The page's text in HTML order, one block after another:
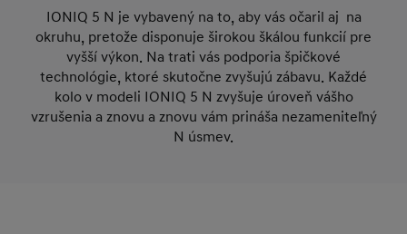
IONIQ 5 N je vybavený na to, aby vás očaril aj na
okruhu, pretože disponuje širokou škálou funkcií pre
vyšší výkon. Na trati vás podporia špičkové
technológie, ktoré skutočne zvyšujú zábavu. Každé
kolo v modeli IONIQ 5 N zvyšuje úroveň vášho
vzrušenia a znovu a znovu vám prináša nezameniteľný
N úsmev.